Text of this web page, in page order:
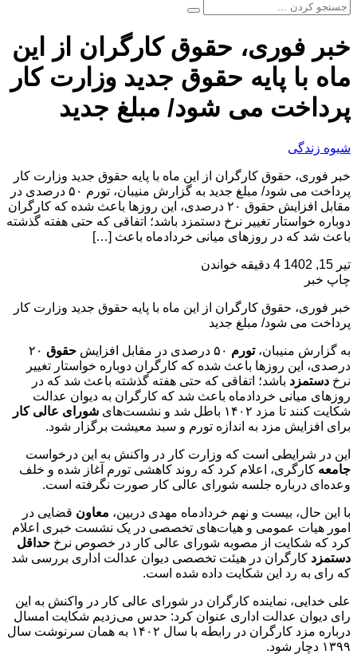
خبر فوری، حقوق کارگران از این
ماه با پایه حقوق جدید وزارت کار
پرداخت می شود/ مبلغ جدید
شیوه زندگی
خبر فوری، حقوق کارگران از این ماه با پایه حقوق جدید وزارت کار
پرداخت می شود/ مبلغ جدید به گزارش منیبان، تورم ۵۰ درصدی در
مقابل افزایش حقوق ۲۰ درصدی، این روزها باعث شده که کارگران
دوباره خواستار تغییر نرخ دستمزد باشد؛ اتفاقی که حتی هفته گذشته
باعث شد که در روزهای میانی خردادماه باعث […]
تیر 15, 1402
4 دقیقه خواندن
چاپ خبر
خبر فوری، حقوق کارگران از این ماه با پایه حقوق جدید وزارت کار
پرداخت می شود/ مبلغ جدید
به گزارش منیبان،تورم حقوق ۲۰
درصدی، این روزها باعث شده که کارگران دوباره خواستار تغییر
نرخ دستمزد باشد؛ اتفاقی که حتی هفته گذشته باعث شد که در
روزهای میانی خردادماه باعث شد که کارگران به دیوان عدالت
شکایت کنند تا مزد ۱۴۰۲ باطل شد و نشست‌های
شورای عالی کار
برای افزایش مزد به اندازه تورم و سبد معیشت برگزار شود.
این در شرایطی است که وزارت کار در واکنش به این درخواست
جامعه کارگری، اعلام کرد که روند کاهشی تورم آغاز شده و خلف
وعده‌ای درباره جلسه شورای عالی کار صورت نگرفته است.
با این حال، بیست و نهم خردادماه مهدی دربین، معاون قضایی در
امور هیات عمومی و هیات‌های تخصصی در یک نشست خبری اعلام
کرد که شکایت از مصوبه شورای عالی کار در خصوص نرخ حداقل
دستمزد کارگران در هیئت تخصصی دیوان عدالت اداری بررسی شد
که رای به رد این شکایت داده شده است.
علی خدایی، نماینده کارگران در شورای عالی کار در واکنش به این
رای دیوان عدالت اداری عنوان کرد: حدس می‌زدیم شکایت امسال
درباره مزد کارگران در رابطه با سال ۱۴۰۲ به همان سرنوشت سال
۱۳۹۹ دچار شود.